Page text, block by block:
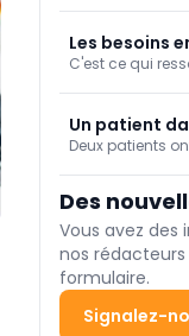
et de la Santé,
Les besoins
maisons de
de plus en
C'est ce qui
santé, il est
d'attention à la
et aux besoins
Un patient
Deux patients
même resté
Des
Vous avez
nos
formulaire.
Signalez-